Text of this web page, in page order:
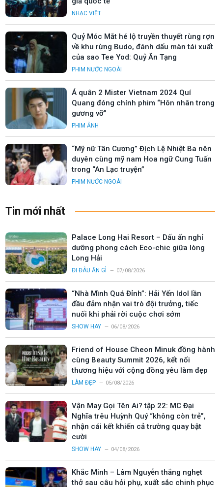
NHẠC VIỆT
Quỷ Móc Mắt hé lộ truyền thuyết rùng rợn
về khu rừng Budo, đánh dấu màn tái xuất
của sao Tee Yod: Quỷ Ăn Tạng
PHIM NƯỚC NGOÀI
Á quân 2 Mister Vietnam 2024 Quí
Quang đóng chính phim “Hôn nhân trong
gương vỡ”
PHIM ẢNH
“Mỹ nữ Tân Cương” Địch Lệ Nhiệt Ba nên
duyên cùng mỹ nam Hoa ngữ Cung Tuấn
trong “An Lạc truyện”
PHIM NƯỚC NGOÀI
Tin mới nhất
Palace Long Hai Resort – Dấu ấn nghỉ
dưỡng phong cách Eco-chic giữa lòng
Long Hải
ĐI ĐÂU ĂN GÌ 07/08/2026
“Nhà Mình Quá Đỉnh”: Hải Yến Idol lần
đầu đảm nhận vai trò đội trưởng, tiếc
nuối khi phải rời cuộc chơi sớm
SHOW HAY 06/08/2026
Friend of House Cheon Minuk đồng hành
cùng Beauty Summit 2026, kết nối
thương hiệu với cộng đồng yêu làm đẹp
LÀM ĐẸP 05/08/2026
Vận May Gọi Tên Ai? tập 22: MC Đại
Nghĩa trêu Huỳnh Quý “không còn trẻ”,
nhận cái kết khiến cả trường quay bật
cười
SHOW HAY 04/08/2026
Khắc Minh – Lâm Nguyễn thắng nghẹt
thở sau câu hỏi phụ, xuất sắc chinh phục